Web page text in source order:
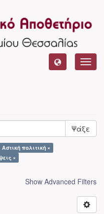
Ψάξε
πολιτική ×
×
Show Advanced Filters